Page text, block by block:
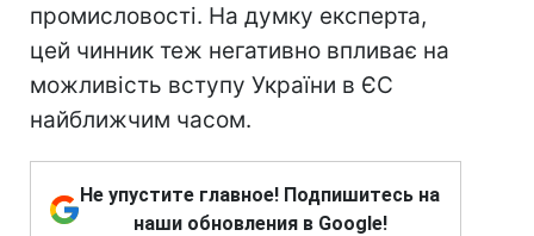
промисловості. На думку експерта,
цей чинник теж негативно впливає на
можливість вступу України в ЄС
найближчим часом.
Не упустите главное! Подпишитесь на
наши обновления в Google!